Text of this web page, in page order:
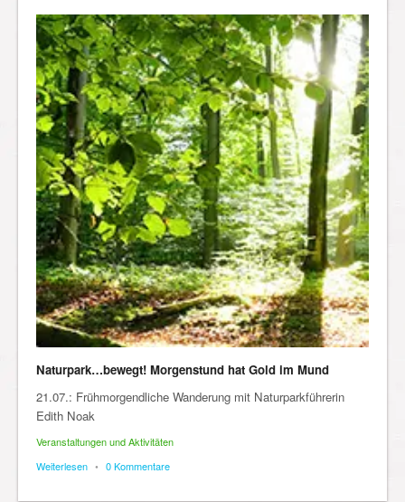
Naturpark…bewegt! Morgenstund hat Gold im Mund
21.07.: Frühmorgendliche Wanderung mit Naturparkführerin
Edith Noak
Veranstaltungen und Aktivitäten
Weiterlesen • 0 Kommentare